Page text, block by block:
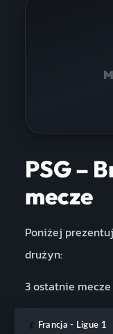
PSG –
mecze
Poniżej
drużyn:
3 ostatnie mecze
Francja - Ligue 1